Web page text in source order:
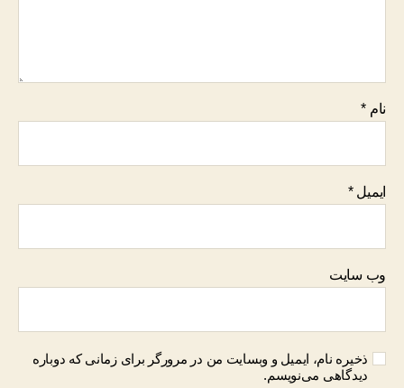
نام *
ایمیل*
وب‌ سایت
ذخیره نام، ایمیل و وبسایت من در مرورگر برای زمانی که دوباره
دیدگاهی می‌نویسم.